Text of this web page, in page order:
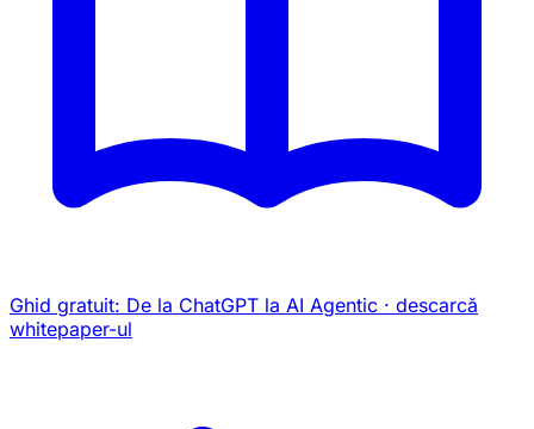
Ghid gratuit: De la ChatGPT la AI Agentic · descarcă
whitepaper-ul